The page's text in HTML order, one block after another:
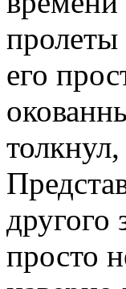
его
просто